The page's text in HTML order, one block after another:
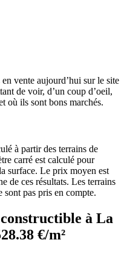
vente aujourd’hui sur le site
de voir, d’un coup d’oeil,
où ils sont bons marchés.
à partir des terrains de
carré est calculé pour
surface. Le prix moyen est
de ces résultats. Les terrains
sont pas pris en compte.
à La
€/m²